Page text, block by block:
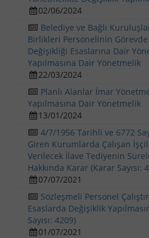
02/06/2024
Belediye ve Bağlı
Birlikleri Personelinin
Değişikliği Esaslarına Dair
Yapılmasına Dair Yönetmelik
22/03/2024
Planlı Alanlar İmar
Yapılmasına Dair Yönetmelik
13/01/2024
4/7/1956 Tarihli ve 6772
Giren Kurumlarda Çalışan
Verilecek İlave Tediyenin
Hakkında Karar (Karar Sayısı:
07/07/2021
Sözleşmeli Personel
Esaslarda Değişiklik
Sayısı: 4209)
01/07/2021